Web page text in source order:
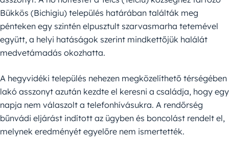
Bükkös (Bichigiu) település határában találták meg
pénteken egy szintén elpusztult szarvasmarha tetemével
együtt, a helyi hatáságok szerint mindkettőjük halálát
medvetámadás okozhatta.
A hegyvidéki település nehezen megközelíthető térségében
lakó asszonyt azután kezdte el keresni a családja, hogy egy
napja nem válaszolt a telefonhívásukra. A rendőrség
bűnvádi eljárást indított az ügyben és boncolást rendelt el,
melynek eredményét egyelőre nem ismertették.